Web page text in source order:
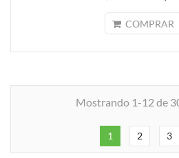
COMPRAR
Mostrando 1-12 de
1 2 3